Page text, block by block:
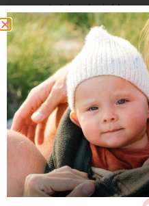
Leicht einziehbarer
Genügend Platz
Hoch geschnitten,
Reißverschluss
Zum Baby Tragen /
Zwei Babyeinsätze
Brust und/oder auf
gefütterten und
Für das Tragen von
Kleinkindern (ca. 2
und Gewicht deines
Der vorn